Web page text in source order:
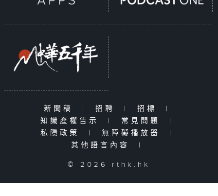
新聞稿 | 招聘 | 招標
|
知識產權告示
| 常見問題
|
私隱政策
| 無障礙播放器
|
其他語言內容
|
© 2026 rthk.hk